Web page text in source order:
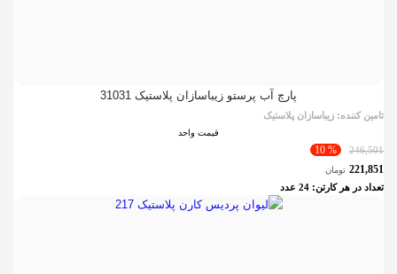
پارچ آب پرستو زیباسازان پلاستیک 31031
تامین کننده: زیباسازان پلاستیک
قیمت واحد
246,501
% 10
221,851 تومان
تعداد در هر کارتن: 24 عدد